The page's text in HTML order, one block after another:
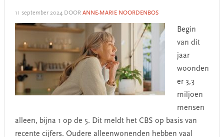
11 september 2024DOOR ANNE-MARIE NOORDENBOS
Begin
van dit
jaar
woonden
er 3,3
miljoen
mensen
alleen, bijna 1 op de 5. Dit meldt het CBS op basis van
recente cijfers. Oudere alleenwonenden hebben vaal